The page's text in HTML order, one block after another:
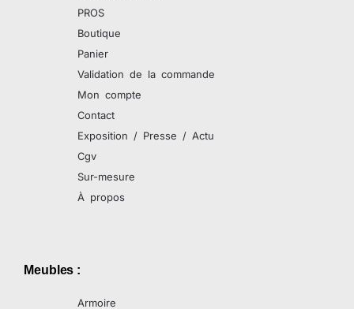
PROS
Boutique
Panier
Validation de la commande
Mon compte
Contact
Exposition / Presse / Actu
Cgv
Sur-mesure
À propos
Meubles :
Armoire